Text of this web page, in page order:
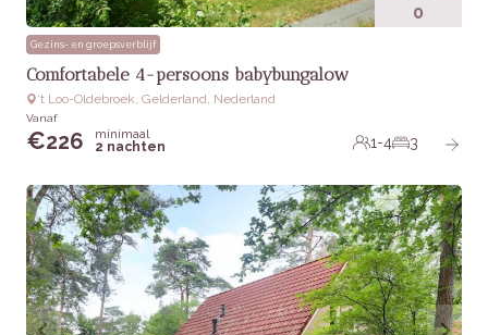
0
Gezins- en groepsverblijf
Comfortabele 4-persoons babybungalow
‘t Loo-Oldebroek, Gelderland, Nederland
Vanaf
€226
minimaal
2 nachten
1-4 3